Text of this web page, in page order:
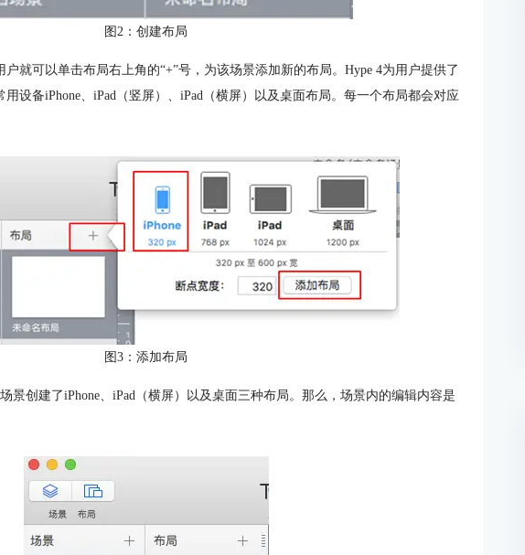
图2：创建布局
就可以单击布局右上角的“+”号，为该场景添加新的布局。Hype 4为用户提供了
设备iPhone、iPad（竖屏）、iPad（横屏）以及桌面布局。每一个布局都会对应
图3：添加布局
景创建了iPhone、iPad（横屏）以及桌面三种布局。那么，场景内的编辑内容是